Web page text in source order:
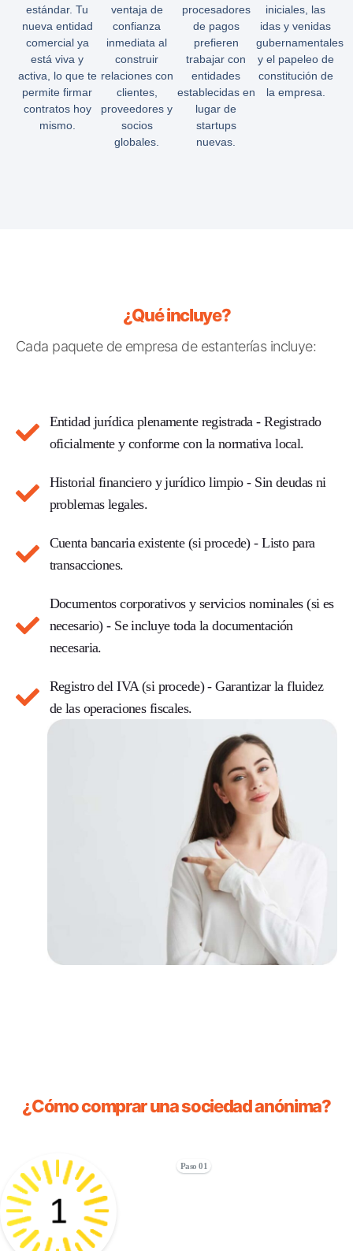
estándar. Tu
nueva entidad
comercial ya
está viva y
activa, lo que te
permite firmar
contratos hoy
mismo.
ventaja de
confianza
inmediata al
construir
relaciones con
clientes,
proveedores y
socios
globales.
procesadores
de pagos
prefieren
trabajar con
entidades
establecidas en
lugar de
startups
nuevas.
iniciales, las
idas y venidas
gubernamentales
y el papeleo de
constitución de
la empresa.
¿Qué incluye?
Cada paquete de empresa de estanterías incluye:
Entidad jurídica plenamente registrada- Registrado
oficialmente y conforme con la normativa local.
Historial financiero y jurídico limpio- Sin deudas ni
problemas legales.
Cuenta bancaria existente (si procede)- Listo para
transacciones.
Documentos corporativos y servicios nominales (si es
necesario)- Se incluye toda la documentación
necesaria.
Registro del IVA (si procede)- Garantizar la fluidez
de las operaciones fiscales.
¿Cómo comprar una sociedad anónima?
Paso 01